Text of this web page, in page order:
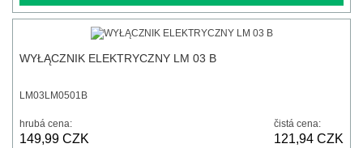
WYŁĄCZNIK ELEKTRYCZNY LM 03 B
LM03LM0501B
hrubá cena:
149,99 CZK
čistá cena:
121,94 CZK